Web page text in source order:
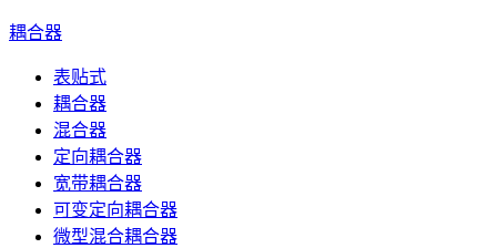
耦合器
表贴式
耦合器
混合器
定向耦合器
宽带耦合器
可变定向耦合器
微型混合耦合器